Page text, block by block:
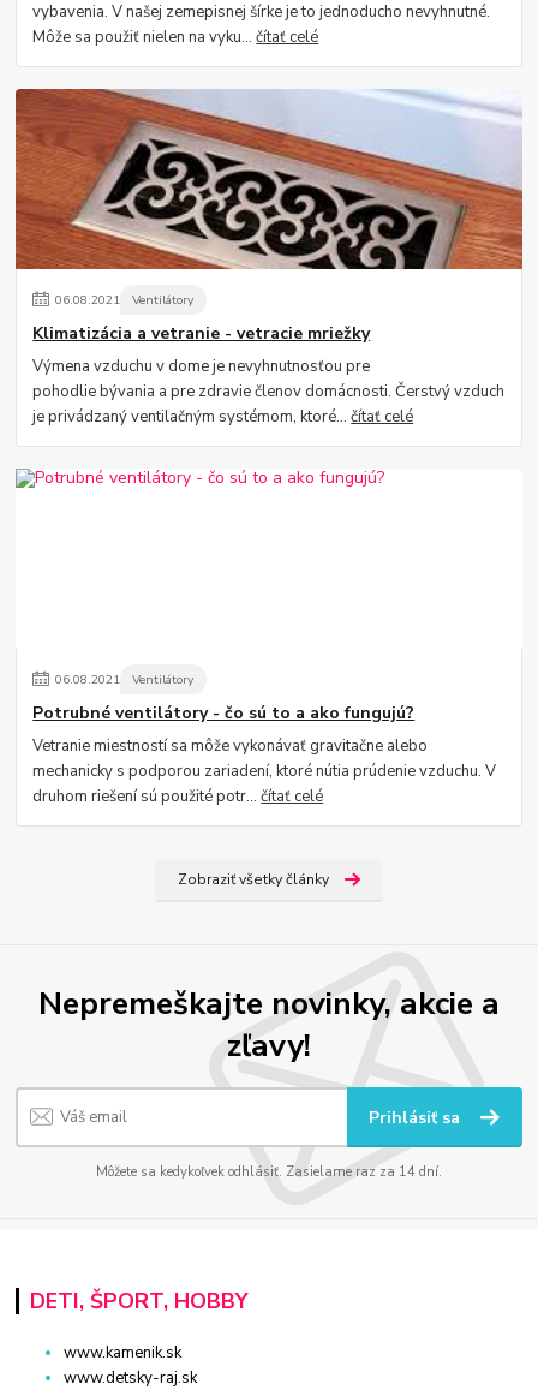
vybavenia. V našej zemepisnej šírke je to jednoducho nevyhnutné.
Môže sa použiť nielen na vyku...čítať celé
06.08.2021 Ventilátory
Klimatizácia a vetranie - vetracie mriežky
Výmena vzduchu v dome je nevyhnutnosťou pre
pohodlie bývania a pre zdravie členov domácnosti. Čerstvý vzduch
je privádzaný ventilačným systémom, ktoré...čítať celé
06.08.2021 Ventilátory
Potrubné ventilátory - čo sú to a ako fungujú?
Vetranie miestností sa môže vykonávať gravitačne alebo
mechanicky s podporou zariadení, ktoré nútia prúdenie vzduchu. V
druhom riešení sú použité potr...čítať celé
Zobraziť všetky články
Nepremeškajte novinky, akcie a
zľavy!
Prihlásiť sa
Môžete sa kedykoľvek odhlásiť. Zasielame raz za 14 dní.
DETI, ŠPORT, HOBBY
www.kamenik.sk
www.detsky-raj.sk